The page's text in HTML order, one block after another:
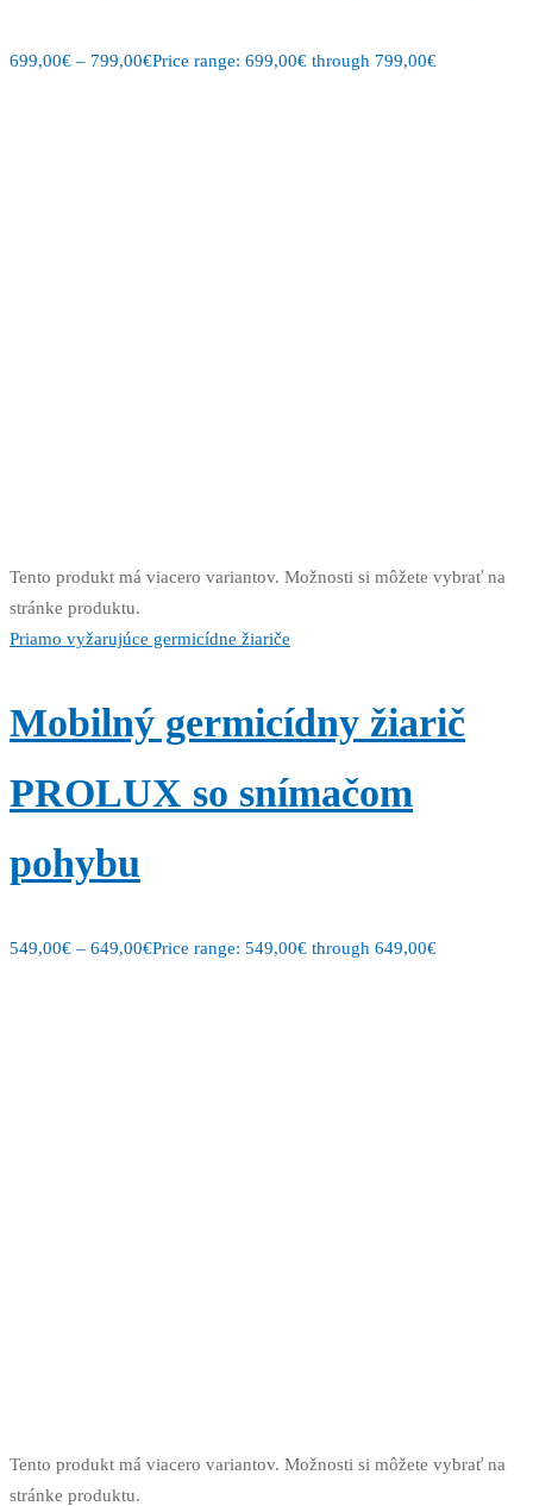
699,00€ – 799,00€Price range: 699,00€ through 799,00€
Tento produkt má viacero variantov. Možnosti si môžete vybrať na
stránke produktu.
Priamo vyžarujúce germicídne žiariče
Mobilný germicídny žiarič
PROLUX so snímačom
pohybu
549,00€ – 649,00€Price range: 549,00€ through 649,00€
Tento produkt má viacero variantov. Možnosti si môžete vybrať na
stránke produktu.